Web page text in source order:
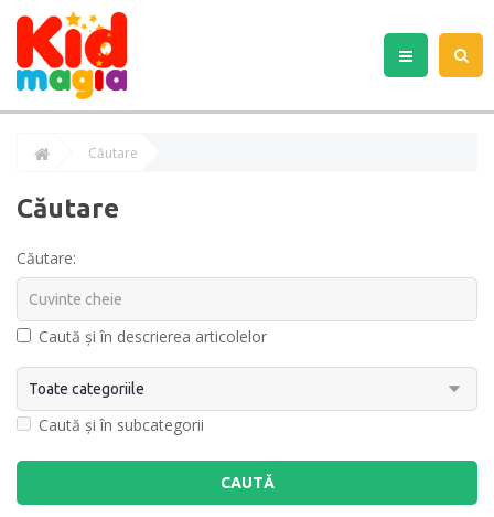
Căutare
Căutare
Căutare:
Caută și în descrierea articolelor
Caută și în subcategorii